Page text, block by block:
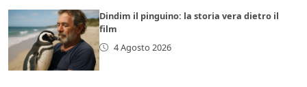
Dindim il pinguino: la storia vera dietro il
film
4 Agosto 2026